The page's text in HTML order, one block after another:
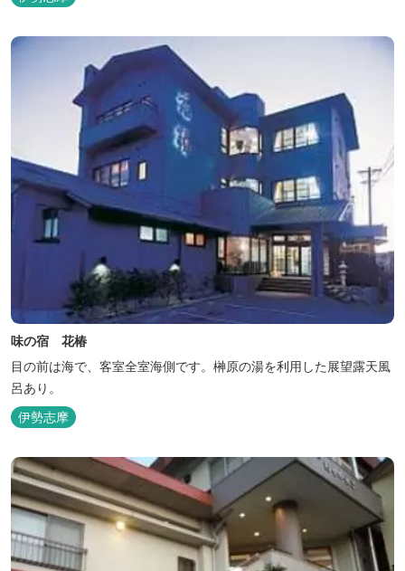
味の宿 花椿
目の前は海で、客室全室海側です。榊原の湯を利用した展望露天風
呂あり。
伊勢志摩